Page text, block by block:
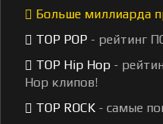
Больше миллиарда
TOP POP - рейтинг
TOP Hip Hop -
Hop клипов!
TOP ROCK - самые